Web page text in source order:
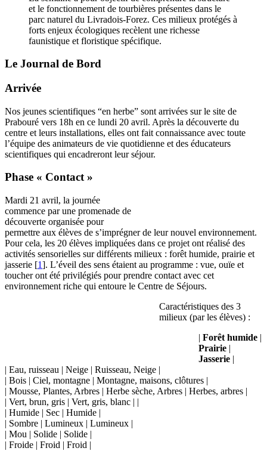
et le fonctionnement de tourbières présentes dans le
parc naturel du Livradois-Forez. Ces milieux protégés à
forts enjeux écologiques recèlent une richesse
faunistique et floristique spécifique.
Le Journal de Bord
Arrivée
Nos jeunes scientifiques “en herbe” sont arrivées sur le site de
Prabouré vers 18h en ce lundi 20 avril. Après la découverte du
centre et leurs installations, elles ont fait connaissance avec toute
l’équipe des animateurs de vie quotidienne et des éducateurs
scientifiques qui encadreront leur séjour.
Phase « Contact »
Mardi 21 avril, la journée
commence par une promenade de
découverte organisée pour
permettre aux élèves de s’imprégner de leur nouvel environnement.
Pour cela, les 20 élèves impliquées dans ce projet ont réalisé des
activités sensorielles sur différents milieux : forêt humide, prairie et
jasserie [1]. L’éveil des sens étaient au programme : vue, ouïe et
toucher ont été privilégiés pour prendre contact avec cet
environnement riche qui entoure le Centre de Séjours.
Caractéristiques des 3
milieux (par les élèves) :
| Forêt humide |
Prairie |
Jasserie |
| Eau, ruisseau | Neige | Ruisseau, Neige |
| Bois | Ciel, montagne | Montagne, maisons, clôtures |
| Mousse, Plantes, Arbres | Herbe sèche, Arbres | Herbes, arbres |
| Vert, brun, gris | Vert, gris, blanc | |
| Humide | Sec | Humide |
| Sombre | Lumineux | Lumineux |
| Mou | Solide | Solide |
| Froide | Froid | Froid |